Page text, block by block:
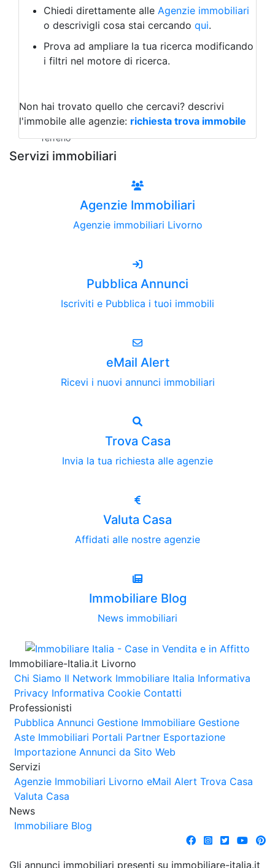
Albergo
Laboratorio Artigianale
Negozio/locale commerciale
Agriturismo
Magazzini
Qualsiasi
Terreno edificabile
Terreno
Chiedi direttamente alle Agenzie immobiliari
o descrivigli cosa stai cercando qui.
Prova ad ampliare la tua ricerca modificando
i filtri nel motore di ricerca.
Non hai trovato quello che cercavi? descrivi
l'immobile alle agenzie: richiesta trova immobile
Servizi immobiliari
Agenzie Immobiliari
Agenzie immobiliari Livorno
Pubblica Annunci
Iscriviti e Pubblica i tuoi immobili
eMail Alert
Ricevi i nuovi annunci immobiliari
Trova Casa
Invia la tua richiesta alle agenzie
Valuta Casa
Affidati alle nostre agenzie
Immobiliare Blog
News immobiliari
Immobiliare-Italia.it Livorno
Chi Siamo Il Network Immobiliare Italia Informativa
Privacy Informativa Cookie Contatti
Professionisti
Pubblica Annunci Gestione Immobiliare Gestione
Aste Immobiliari Portali Partner Esportazione
Importazione Annunci da Sito Web
Servizi
Agenzie Immobiliari Livorno eMail Alert Trova Casa
Valuta Casa
News
Immobiliare Blog
Gli annunci immobiliari presenti su immobiliare-italia.it